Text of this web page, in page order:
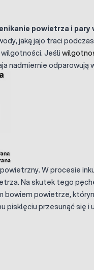
powietrza i pary
jaką jajo traci
wilgotności. Jeśli
nadmiernie odparowują
W procesie
Na skutek tego
bowiem powietrze,
przesunąć się i